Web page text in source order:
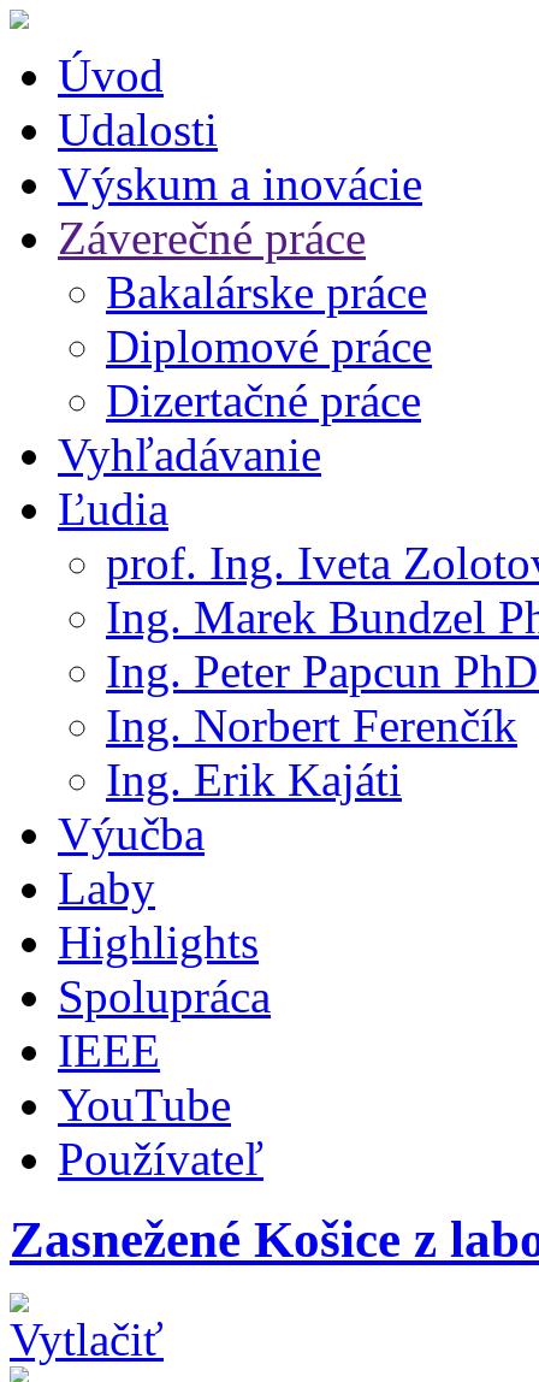
Úvod
Udalosti
Výskum a inovácie
Záverečné práce
Bakalárske práce
Diplomové práce
Dizertačné práce
Vyhľadávanie
Ľudia
prof. Ing. Iveta
Ing. Marek Bundzel
Ing. Peter Papcun
Ing. Norbert Ferenčík
Ing. Erik Kajáti
Výučba
Laby
Highlights
Spolupráca
IEEE
YouTube
Používateľ
Zasnežené Košice z